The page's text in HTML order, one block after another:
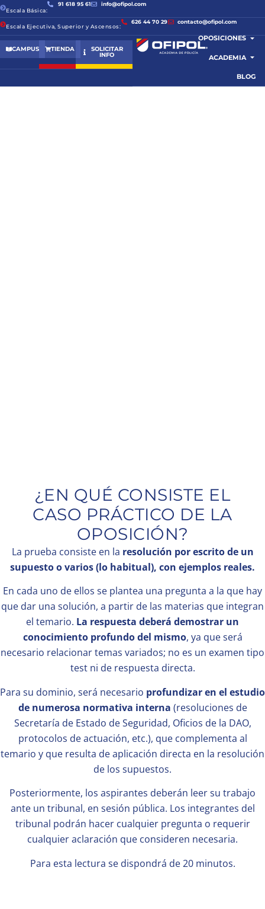
Escala Básica:
91 618 95 61 info@ofipol.com
Escala Ejecutiva, Superior y Ascensos:
626 44 70 29 contacto@ofipol.com
CAMPUS TIENDA SOLICITAR
INFO
OPOSICIONES
ACADEMIA
BLOG
¿EN QUÉ CONSISTE EL
CASO PRÁCTICO DE LA
OPOSICIÓN?
La prueba consiste en la resolución por escrito de un
supuesto o varios (lo habitual), con ejemplos reales.
En cada uno de ellos se plantea una pregunta a la que hay
que dar una solución, a partir de las materias que integran
el temario. La respuesta deberá demostrar un
conocimiento profundo del mismo, ya que será
necesario relacionar temas variados; no es un examen tipo
test ni de respuesta directa.
Para su dominio, será necesario profundizar en el estudio
de numerosa normativa interna (resoluciones de
Secretaría de Estado de Seguridad, Oficios de la DAO,
protocolos de actuación, etc.), que complementa al
temario y que resulta de aplicación directa en la resolución
de los supuestos.
Posteriormente, los aspirantes deberán leer su trabajo
ante un tribunal, en sesión pública. Los integrantes del
tribunal podrán hacer cualquier pregunta o requerir
cualquier aclaración que consideren necesaria.
Para esta lectura se dispondrá de 20 minutos.